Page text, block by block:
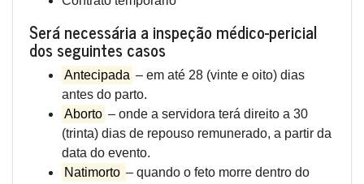
Será necessária a inspeção médico-pericial
dos seguintes casos
Antecipada – em até 28 (vinte e oito) dias
antes do parto.
Aborto – onde a servidora terá direito a 30
(trinta) dias de repouso remunerado, a partir da
data do evento.
Natimorto – quando o feto morre dentro do